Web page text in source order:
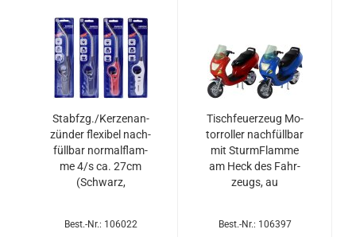
Stab­fzg./Ker­zen­an­
zün­der fle­xi­bel nach­
füll­bar nor­mal­flam­
me 4/s ca. 27cm
(Schwarz,
Best.-Nr.: 106022
Tisch­feu­er­zeug Mo­
tor­rol­ler nach­füll­bar
mit Sturm­Flam­me
am Heck des Fahr­
zeugs, au
Best.-Nr.: 106397